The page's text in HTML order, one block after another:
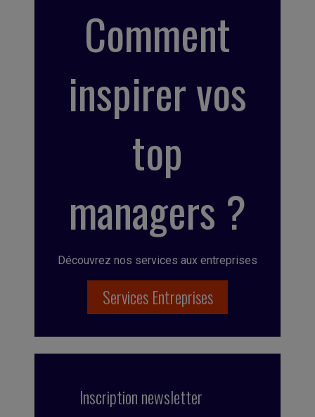
Comment
inspirer vos
top
managers ?
Découvrez nos services aux entreprises
Services Entreprises
Inscription newsletter